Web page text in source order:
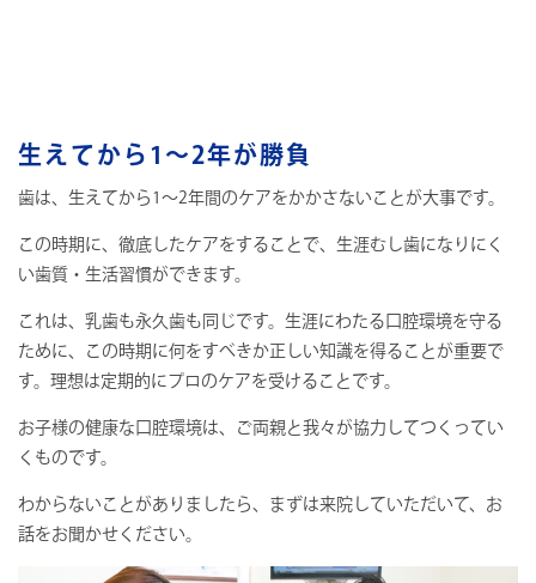
生えてから1～2年が勝負
歯は、生えてから1～2年間のケアをかかさないことが大事です。
この時期に、徹底したケアをすることで、生涯むし歯になりにく
い歯質・生活習慣ができます。
これは、乳歯も永久歯も同じです。生涯にわたる口腔環境を守る
ために、この時期に何をすべきか正しい知識を得ることが重要で
す。理想は定期的にプロのケアを受けることです。
お子様の健康な口腔環境は、ご両親と我々が協力してつくってい
くものです。
わからないことがありましたら、まずは来院していただいて、お
話をお聞かせください。